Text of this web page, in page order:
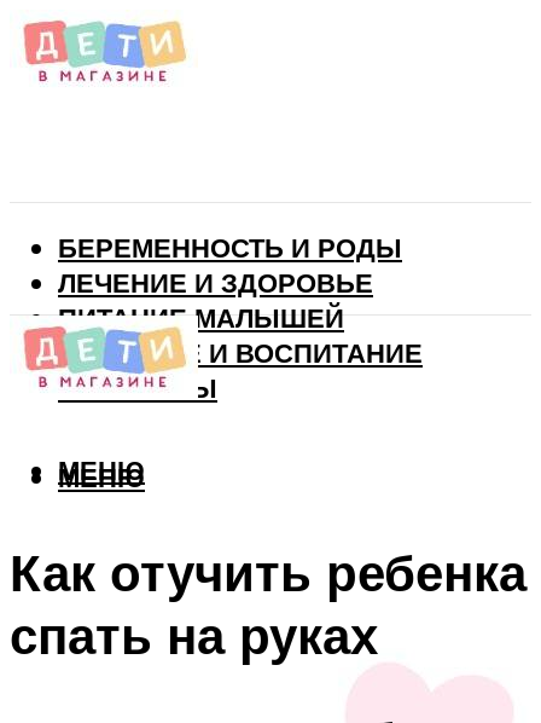
БЕРЕМЕННОСТЬ И РОДЫ
ЛЕЧЕНИЕ И ЗДОРОВЬЕ
ПИТАНИЕ МАЛЫШЕЙ
РАЗВИТИЕ И ВОСПИТАНИЕ
ВИТАМИНЫ
МЕНЮ
МЕНЮ
Как отучить ребенка
спать на руках